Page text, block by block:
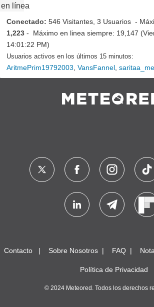
en línea
Conectado: 546 Visitantes, 3 Usuarios -
1,223 - Máximo en linea siempre: 19,147
14:01:22 PM)
Usuarios activos en los últimos 15 minutos:
AritmePrim19792003 VansFannel
Contacto Sobre Nosotros FAQ
Política de Privacidad
© 2024 Meteored. Todos los derechos